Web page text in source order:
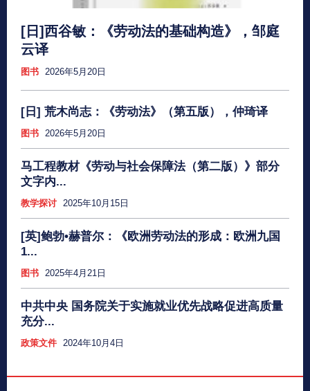
[日]西谷敏：《劳动法的基础构造》，邹庭
云译
图书 2026年5月20日
[日] 荒木尚志：《劳动法》（第五版），仲琦译
图书 2026年5月20日
马工程教材《劳动与社会保障法（第二版）》部分
文字内...
教学探讨 2025年10月15日
[英]鲍勃•赫普尔：《欧洲劳动法的形成：欧洲九国
1...
图书 2025年4月21日
中共中央 国务院关于实施就业优先战略促进高质量
充分...
政策文件 2024年10月4日